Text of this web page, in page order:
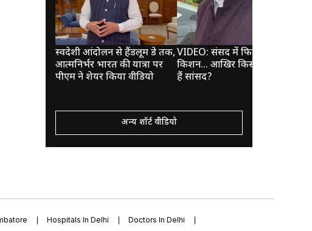
स्वदेशी आंदोलन से हैंडलूम डे तक,
आत्मनिर्भर भारत की यात्रा पर
पीएम ने शेयर किया वीडियो
VIDEO: संसद में फिर चुप रहे रवि
किशन... आखिर किस सोच में डूबे
हैं सांसद?
अन्य शॉर्ट वीडियो
Hospitals In Delhi Doctors In Delhi